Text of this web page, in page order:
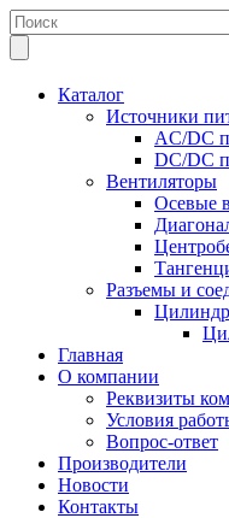
Каталог
Источники
AC/DC
DC/DC
Вентиляторы
Осевые
Разъемы и
Главная
О компании
Реквизиты
Условия
Вопрос-ответ
Производители
Новости
Контакты